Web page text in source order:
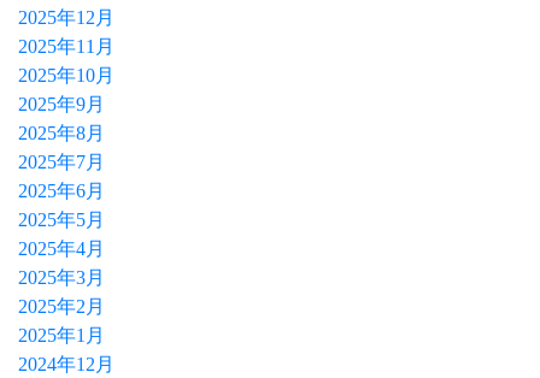
2025年12月
2025年11月
2025年10月
2025年9月
2025年8月
2025年7月
2025年6月
2025年5月
2025年4月
2025年3月
2025年2月
2025年1月
2024年12月